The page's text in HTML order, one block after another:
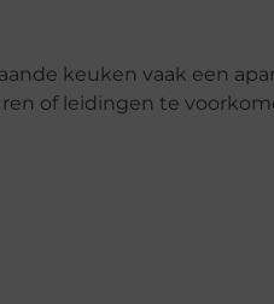
keuken vaak een
of leidingen te